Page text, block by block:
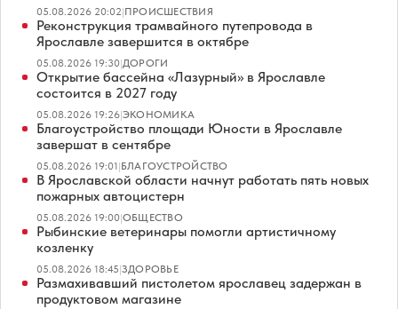
05.08.2026 20:02|ПРОИСШЕСТВИЯ
Реконструкция трамвайного путепровода в
Ярославле завершится в октябре
05.08.2026 19:30|ДОРОГИ
Открытие бассейна «Лазурный» в Ярославле
состоится в 2027 году
05.08.2026 19:26|ЭКОНОМИКА
Благоустройство площади Юности в Ярославле
завершат в сентябре
05.08.2026 19:01|БЛАГОУСТРОЙСТВО
В Ярославской области начнут работать пять новых
пожарных автоцистерн
05.08.2026 19:00|ОБЩЕСТВО
Рыбинские ветеринары помогли артистичному
козленку
05.08.2026 18:45|ЗДОРОВЬЕ
Размахивавший пистолетом ярославец задержан в
продуктовом магазине